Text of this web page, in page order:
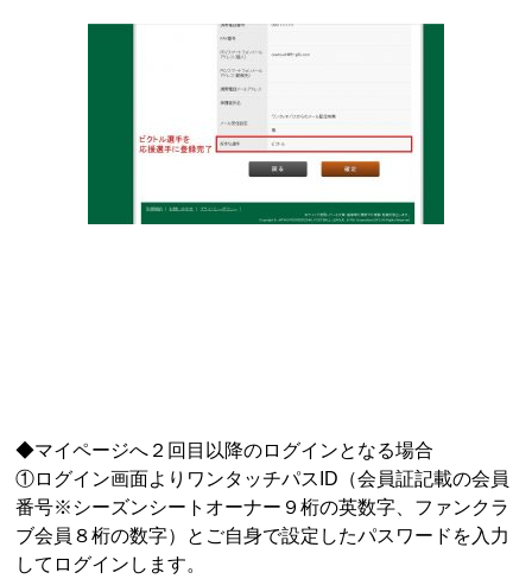
◆マイページへ２回目以降のログインとなる場合
①ログイン画面よりワンタッチパスID（会員証記載の会員
番号※シーズンシートオーナー９桁の英数字、ファンクラ
ブ会員８桁の数字）とご自身で設定したパスワードを入力
してログインします。